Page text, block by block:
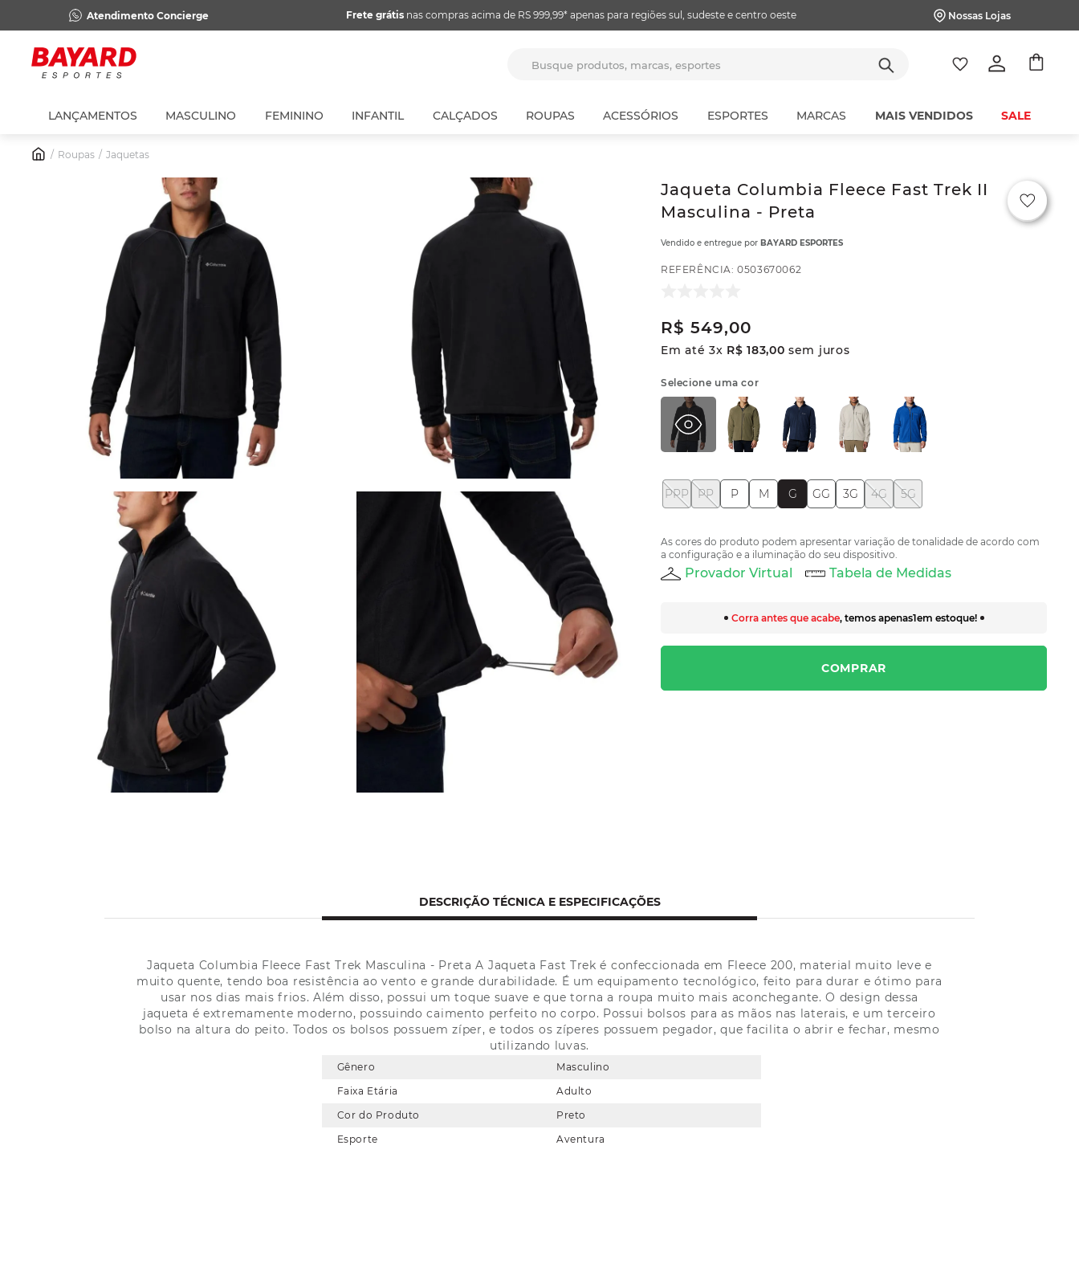
Atendimento Concierge Frete grátisnas compras acima de RS 999,99* apenas para regiões sul, sudeste e centro oeste Nossas Lojas
LANÇAMENTOS MASCULINO FEMININO INFANTIL CALÇADOS ROUPAS ACESSÓRIOS ESPORTES MARCAS MAIS VENDIDOS SALE
Roupas Jaquetas
Jaqueta Columbia Fleece Fast Trek II
Masculina - Preta
Vendido e entregue por BAYARD ESPORTES
REFERÊNCIA:0503670062
R$ 549,00
Em até 3x R$ 183,00 sem juros
Selecione uma cor
3G 4G 5G
G GG
M
P
PP
PPP
As cores do produto podem apresentar variação de tonalidade de acordo com
a configuração e a iluminação do seu dispositivo.
Provador Virtual Tabela de Medidas
Corra antes que acabe, temos apenas1em estoque!
COMPRAR
DESCRIÇÃO TÉCNICA E ESPECIFICAÇÕES
Jaqueta Columbia Fleece Fast Trek Masculina - Preta A Jaqueta Fast Trek é confeccionada em Fleece 200, material muito leve e
muito quente, tendo boa resistência ao vento e grande durabilidade. É um equipamento tecnológico, feito para durar e ótimo para
usar nos dias mais frios. Além disso, possui um toque suave e que torna a roupa muito mais aconchegante. O design dessa
jaqueta é extremamente moderno, possuindo caimento perfeito no corpo. Possui bolsos para as mãos nas laterais, e um terceiro
bolso na altura do peito. Todos os bolsos possuem zíper, e todos os zíperes possuem pegador, que facilita o abrir e fechar, mesmo
utilizando luvas.
Gênero
Masculino
Faixa Etária
Adulto
Cor do Produto
Preto
Esporte
Aventura